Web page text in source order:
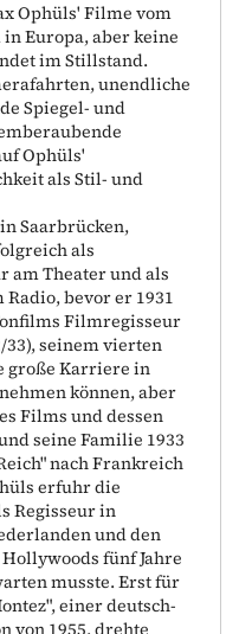
Ophüls' Filme vom
Europa, aber keine
im Stillstand.
unendliche
Spiegel- und
Ophüls'
als Stil- und
Saarbrücken,
als
am Theater und als
bevor er 1931
Filmregisseur
seinem vierten
große Karriere in
können, aber
Films und dessen
seine Familie 1933
nach Frankreich
erfuhr die
Regisseur in
und den
fünf Jahre
musste. Erst für
einer deutsch-